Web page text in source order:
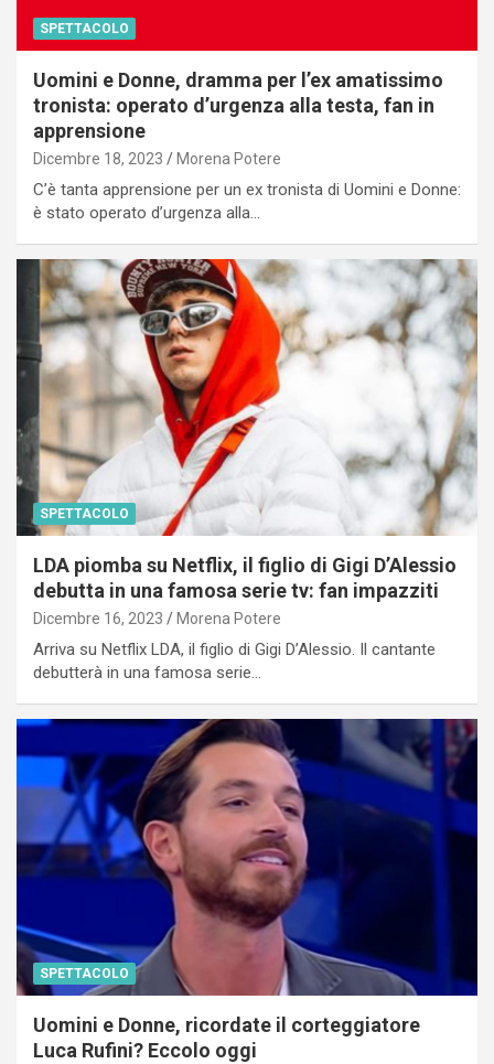
SPETTACOLO
Uomini e Donne, dramma per l’ex amatissimo
tronista: operato d’urgenza alla testa, fan in
apprensione
Dicembre 18, 2023 Morena Potere
C’è tanta apprensione per un ex tronista di Uomini e Donne:
è stato operato d’urgenza alla…
SPETTACOLO
LDA piomba su Netflix, il figlio di Gigi D’Alessio
debutta in una famosa serie tv: fan impazziti
Dicembre 16, 2023 Morena Potere
Arriva su Netflix LDA, il figlio di Gigi D’Alessio. Il cantante
debutterà in una famosa serie…
SPETTACOLO
Uomini e Donne, ricordate il corteggiatore
Luca Rufini? Eccolo oggi